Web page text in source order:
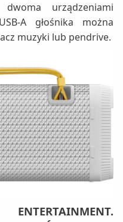
urządzeniami
A głośnika można
muzyki lub pendrive.